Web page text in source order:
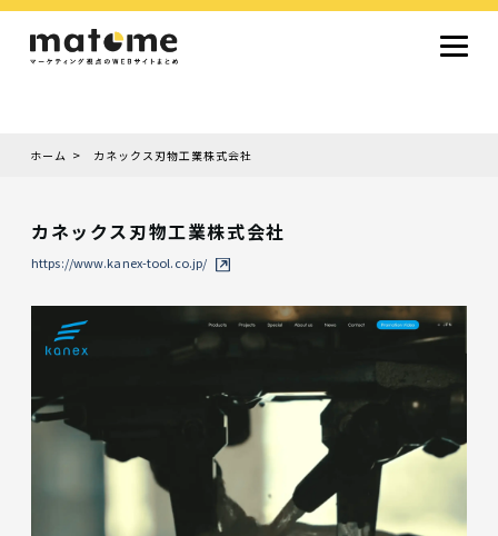
採用サイト
コーポレートサイト
オウンドメディア
ランディングページ
サービスサイト
Design
シンプルデザイン
クール・モダン
ナチュラル・温もり系
和風・ジャパニーズ
雑誌風・エディトリアル
イラスト
ミニマルデザイン
タイポグラフィ重視
グラデーション
高級感・ラグジュアリー
グリッドデザイン
フラットデザイン
モーション・アニメーション
テクスチャ・素材感
シングルページ
Color
Service
業種・職種から探す
ファッション・トレンド
デザイン・ブランディング
働き方・組織文化・価値観
NPO・自治体・行政
銀行・金融・フィンテック
健康・フィットネス
車・バイク・乗り物
建築・不動産・空間デザイン
文化・伝統・アート
クリエイティブ・マーケティング
教育・子育て・スクール
レストラン・飲食・ウェディング
旅行・観光・ホテル・旅館
医療・介護・ヘルスケア
音楽・映像・エンタメ
IT・ツール・アプリ
農業・畜産・食品
製造・素材・化学
コンサルティング・投資
土木・建設・インフラ整備
デジタルマーケティング・広告
化粧品・美容製品
人材紹介・派遣
法律・会計・士業
製薬・バイオテクノロジー
ホーム カネックス刃物工業株式会社
カネックス刃物工業株式会社
https://www.kanex-tool.co.jp/